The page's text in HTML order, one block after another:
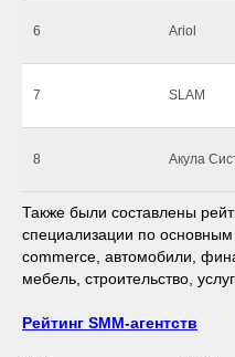
6 Ariol
7 SLAM
8 Акула
Также были составлены
специализации по
commerce, автомобили,
мебель, строительство,
Рейтинг SMM-агентств